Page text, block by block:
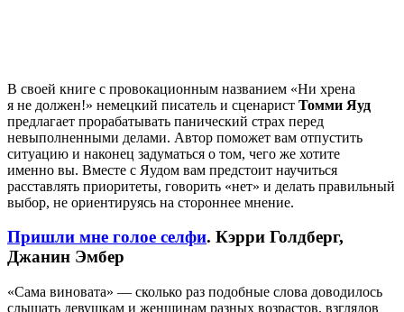
В своей книге с провокационным названием «Ни хрена
я не должен!» немецкий писатель и сценарист Томми Яуд
предлагает прорабатывать панический страх перед
невыполненными делами. Автор поможет вам отпустить
ситуацию и наконец задуматься о том, чего же хотите
именно вы. Вместе с Яудом вам предстоит научиться
расставлять приоритеты, говорить «нет» и делать правильный
выбор, не ориентируясь на стороннее мнение.
Пришли мне голое селфи. Кэрри Голдберг,
Джанин Эмбер
«Сама виновата» — сколько раз подобные слова доводилось
слышать девушкам и женщинам разных возрастов, взглядов